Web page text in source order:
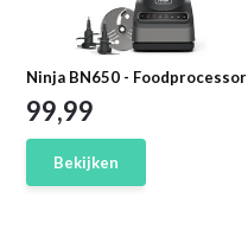
Ninja BN650 - Foodprocessor
99,99
Bekijken